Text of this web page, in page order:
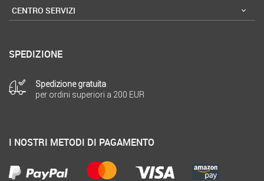
CENTRO SERVIZI
SPEDIZIONE
Spedizione gratuita
per ordini superiori a 200 EUR
I NOSTRI METODI DI PAGAMENTO